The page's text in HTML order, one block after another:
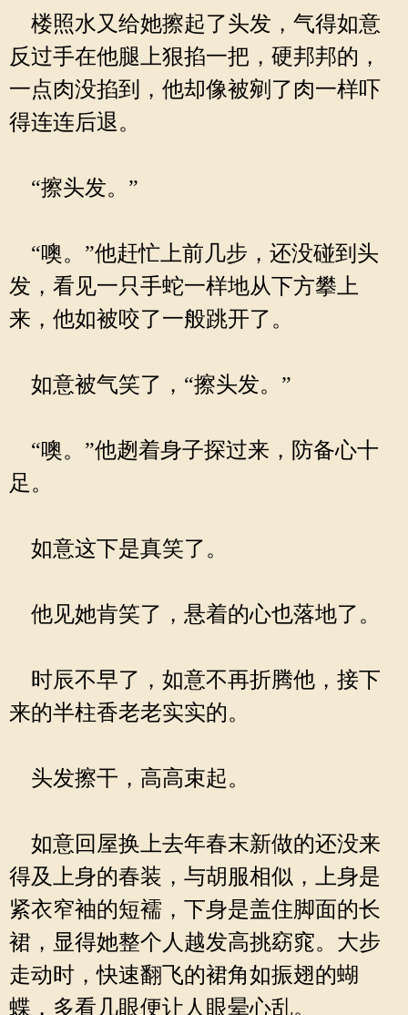
楼照水又给她擦起了头发，气得如意
反过手在他腿上狠掐一把，硬邦邦的，
一点肉没掐到，他却像被剜了肉一样吓
得连连后退。
“擦头发。”
“噢。”他赶忙上前几步，还没碰到头
发，看见一只手蛇一样地从下方攀上
来，他如被咬了一般跳开了。
如意被气笑了，“擦头发。”
“噢。”他趔着身子探过来，防备心十
足。
如意这下是真笑了。
他见她肯笑了，悬着的心也落地了。
时辰不早了，如意不再折腾他，接下
来的半柱香老老实实的。
头发擦干，高高束起。
如意回屋换上去年春末新做的还没来
得及上身的春装，与胡服相似，上身是
紧衣窄袖的短襦，下身是盖住脚面的长
裙，显得她整个人越发高挑窈窕。大步
走动时，快速翻飞的裙角如振翅的蝴
蝶，多看几眼便让人眼晕心乱。